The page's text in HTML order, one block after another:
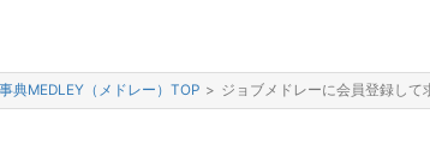
典MEDLEY（メドレー）TOP > ジョブメドレーに会員登録して